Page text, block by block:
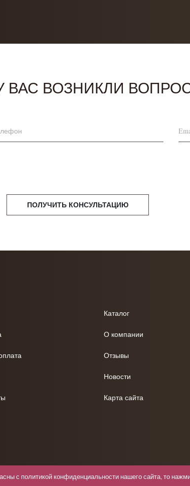
ВАС ВОЗНИКЛИ
ПОЛУЧИТЬ КОНСУЛЬТАЦИЮ
Каталог
О компании
Отзывы
Новости
Карта сайта
Политика
с политикой конфиденциальности нашего сайта, то